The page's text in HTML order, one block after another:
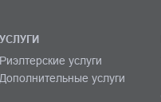
УСЛУГИ
Риэлтерские услуги
Дополнительные услуги